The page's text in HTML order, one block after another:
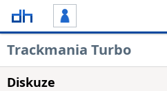
Trackmania Turbo
Diskuze